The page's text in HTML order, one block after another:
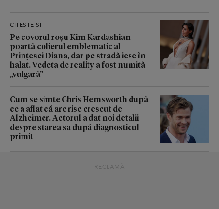
CITEȘTE ȘI
Pe covorul roșu Kim Kardashian
poartă colierul emblematic al
Prințesei Diana, dar pe stradă iese în
halat. Vedeta de reality a fost numită
„vulgară”
Cum se simte Chris Hemsworth după
ce a aflat că are risc crescut de
Alzheimer. Actorul a dat noi detalii
despre starea sa după diagnosticul
primit
RECLAMĂ